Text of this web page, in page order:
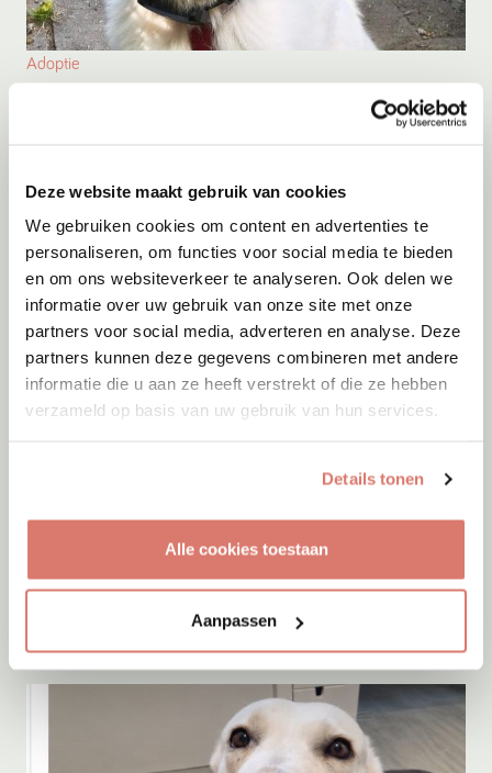
Deze website maakt gebruik van cookies
We gebruiken cookies om content en advertenties te
personaliseren, om functies voor social media te bieden
en om ons websiteverkeer te analyseren. Ook delen we
informatie over uw gebruik van onze site met onze
partners voor social media, adverteren en analyse. Deze
partners kunnen deze gegevens combineren met andere
informatie die u aan ze heeft verstrekt of die ze hebben
verzameld op basis van uw gebruik van hun services.
Details tonen
Alle cookies toestaan
Aanpassen
Adoptie
Adoptie
Menen